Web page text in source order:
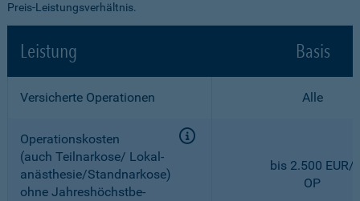
Preis-Leistungsverhältnis.
Leistung Basis
Versicherte Operationen Alle
Operationskosten
(auch Teilnarkose/ Lokal­
anästhesie/Standnarkose)
ohne Jahreshöchstbe­
bis 2.500 EUR/
OP